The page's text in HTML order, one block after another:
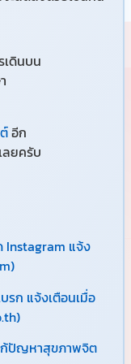
เดินบน
อีก
ลยครับ
Instagram แจ้ง
รก แจ้งเตือนเมื่อ
ก้ปัญหาสุขภาพจิต